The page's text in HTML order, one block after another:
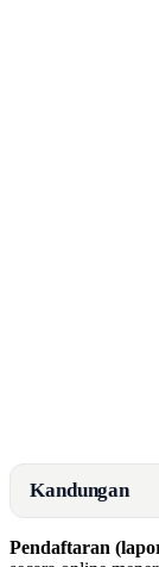
Kandungan
Pendaftaran